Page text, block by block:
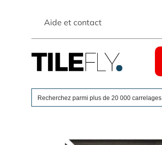
Aide et contact